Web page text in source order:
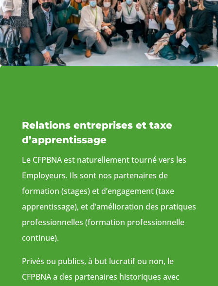
Relations entreprises et taxe
d’apprentissage
Le CFPBNA est naturellement tourné vers les
Employeurs. Ils sont nos partenaires de
formation (stages) et d’engagement (taxe
apprentissage), et d’amélioration des pratiques
professionnelles (formation professionnelle
continue).
Privés ou publics, à but lucratif ou non, le
CFPBNA a des partenaires historiques avec